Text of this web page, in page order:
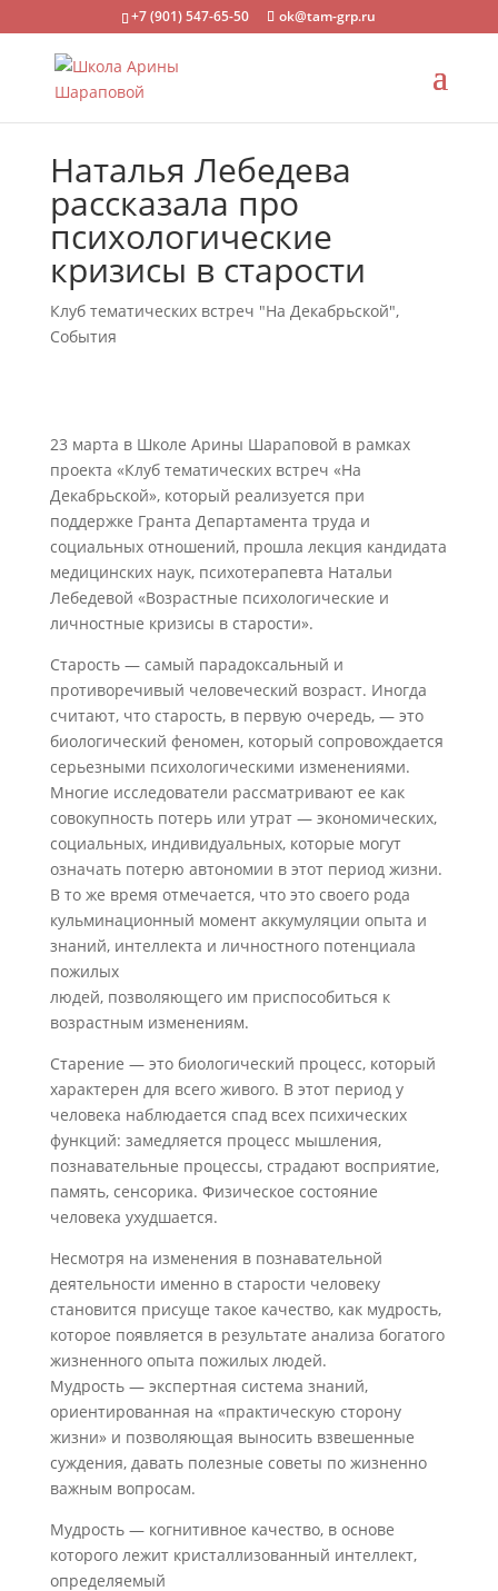
+7 (901) 547-65-50 ok@tam-grp.ru
Наталья Лебедева
рассказала про
психологические
кризисы в старости
Клуб тематических встреч "На Декабрьской",
События
23 марта в Школе Арины Шараповой в рамках
проекта «Клуб тематических встреч «На
Декабрьской», который реализуется при
поддержке Гранта Департамента труда и
социальных отношений, прошла лекция кандидата
медицинских наук, психотерапевта Натальи
Лебедевой «Возрастные психологические и
личностные кризисы в старости».
Старость — самый парадоксальный и
противоречивый человеческий возраст. Иногда
считают, что старость, в первую очередь, — это
биологический феномен, который сопровождается
серьезными психологическими изменениями.
Многие исследователи рассматривают ее как
совокупность потерь или утрат — экономических,
социальных, индивидуальных, которые могут
означать потерю автономии в этот период жизни.
В то же время отмечается, что это своего рода
кульминационный момент аккумуляции опыта и
знаний, интеллекта и личностного потенциала
пожилых
людей, позволяющего им приспособиться к
возрастным изменениям.
Старение — это биологический процесс, который
характерен для всего живого. В этот период у
человека наблюдается спад всех психических
функций: замедляется процесс мышления,
познавательные процессы, страдают восприятие,
память, сенсорика. Физическое состояние
человека ухудшается.
Несмотря на изменения в познавательной
деятельности именно в старости человеку
становится присуще такое качество, как мудрость,
которое появляется в результате анализа богатого
жизненного опыта пожилых людей.
Мудрость — экспертная система знаний,
ориентированная на «практическую сторону
жизни» и позволяющая выносить взвешенные
суждения, давать полезные советы по жизненно
важным вопросам.
Мудрость — когнитивное качество, в основе
которого лежит кристаллизованный интеллект,
определяемый